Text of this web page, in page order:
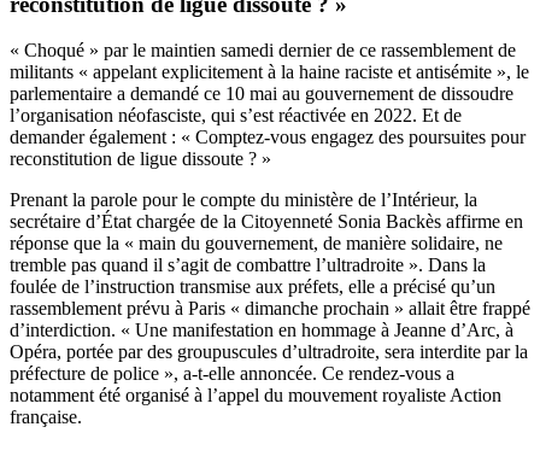
« Choqué » par le maintien samedi dernier de ce rassemblement de
militants « appelant explicitement à la haine raciste et antisémite », le
parlementaire a demandé ce 10 mai au gouvernement de dissoudre
l’organisation néofasciste, qui s’est réactivée en 2022. Et de
demander également : « Comptez-vous engagez des poursuites pour
reconstitution de ligue dissoute ? »
Prenant la parole pour le compte du ministère de l’Intérieur, la
secrétaire d’État chargée de la Citoyenneté Sonia Backès affirme en
réponse que la « main du gouvernement, de manière solidaire, ne
tremble pas quand il s’agit de combattre l’ultradroite ». Dans la
foulée de l’instruction transmise aux préfets, elle a précisé qu’un
rassemblement prévu à Paris « dimanche prochain » allait être frappé
d’interdiction. « Une manifestation en hommage à Jeanne d’Arc, à
Opéra, portée par des groupuscules d’ultradroite, sera interdite par la
préfecture de police », a-t-elle annoncée. Ce rendez-vous a
notamment été organisé à l’appel du mouvement royaliste Action
française.